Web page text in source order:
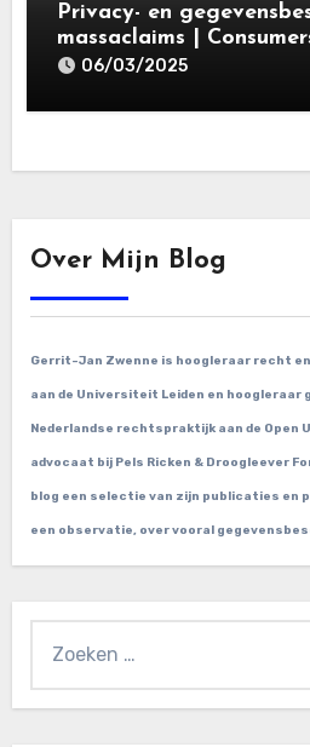
Privacy- en
massaclaims |
(‘CUIC’) | Volkshotel
06/03/2025
Over Mijn Blog
Gerrit-Jan Zwenne is hoogleraar recht
aan de Universiteit Leiden en hoogleraar
Nederlandse rechtspraktijk aan de Open
advocaat bij Pels Ricken & Droogleever
blog een selectie van zijn publicaties en
een observatie, over vooral